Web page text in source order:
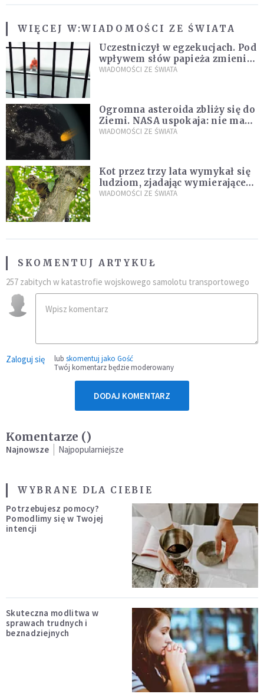
WIĘCEJ W:WIADOMOŚCI ZE ŚWIATA
Uczestniczył w egzekucjach. Pod
wpływem słów papieża zmienił
zdanie
WIADOMOŚCI ZE ŚWIATA
Ogromna asteroida zbliży się do
Ziemi. NASA uspokaja: nie ma
zagrożenia
WIADOMOŚCI ZE ŚWIATA
Kot przez trzy lata wymykał się
ludziom, zjadając wymierające
kaczki. W końcu popełnił
WIADOMOŚCI ZE ŚWIATA
SKOMENTUJ ARTYKUŁ
257 zabitych w katastrofie wojskowego samolotu transportowego
Zaloguj się lub skomentuj jako Gość
Twój komentarz będzie moderowany
DODAJ KOMENTARZ
Komentarze ()
Najnowsze Najpopularniejsze
WYBRANE DLA CIEBIE
Potrzebujesz pomocy?
Pomodlimy się w Twojej
intencji
Skuteczna modlitwa w
sprawach trudnych i
beznadziejnych